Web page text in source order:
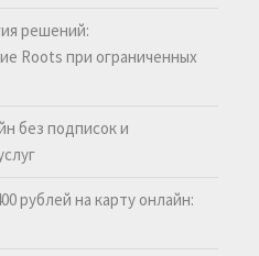
решений:
Roots при ограниченных
без подписок и
рублей на карту онлайн: